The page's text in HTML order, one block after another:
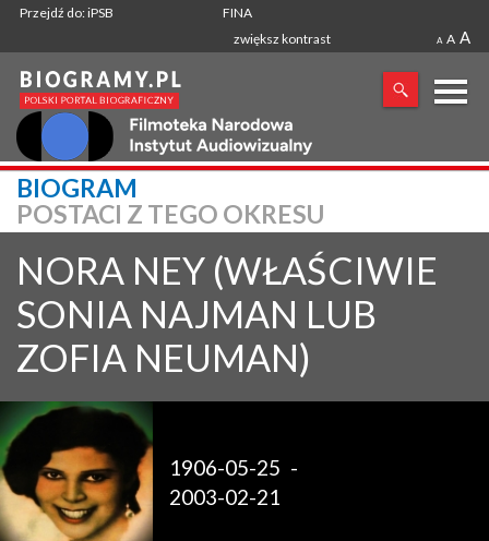
Przejdź do: iPSB
FINA
zwiększ kontrast
A A A
X
SZUKANA FRAZA
BIOGRAM
POSTACI Z TEGO OKRESU
NORA NEY (WŁAŚCIWIE
SONIA NAJMAN LUB
ZOFIA NEUMAN)
1906-05-25 -
2003-02-21